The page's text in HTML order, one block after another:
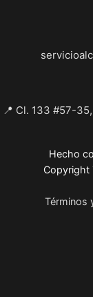
📍 Cl. 133 #57-
Hecho
Copyright
Términos